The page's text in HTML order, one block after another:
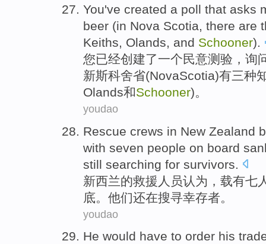
You've created a poll that asks
beer (in Nova Scotia, there are
Keiths, Olands, and Schooner).
您已经创建了一个民意测验 ， 询
新斯科舍省(NovaScotia)有三种
Olands和Schooner)。
youdao
Rescue crews in New Zealand
with seven people on board
still searching for survivors
新西兰的救援 人员认为 ，载有七
底 。 他们还在搜寻幸存者。
youdao
He would have to order his